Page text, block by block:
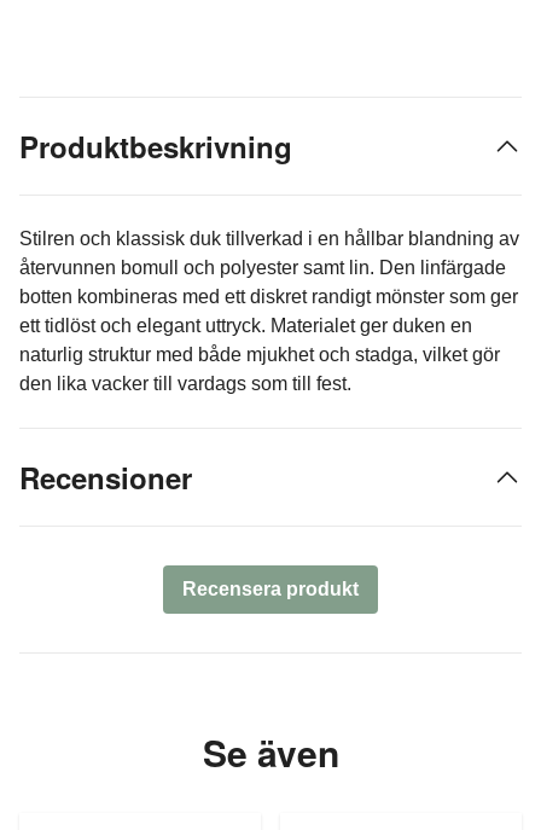
Produktbeskrivning
Stilren och klassisk duk tillverkad i en hållbar blandning av
återvunnen bomull och polyester samt lin. Den linfärgade
botten kombineras med ett diskret randigt mönster som ger
ett tidlöst och elegant uttryck. Materialet ger duken en
naturlig struktur med både mjukhet och stadga, vilket gör
den lika vacker till vardags som till fest.
Recensioner
Recensera produkt
Se även